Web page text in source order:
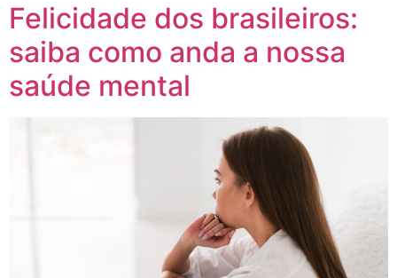
Felicidade dos brasileiros:
saiba como anda a nossa
saúde mental